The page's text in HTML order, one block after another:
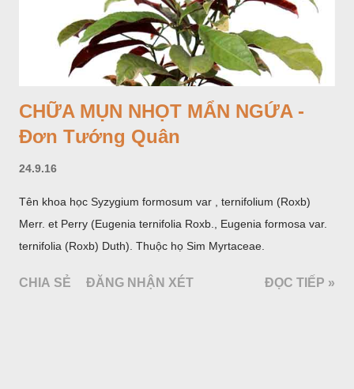
CHỮA MỤN NHỌT MẨN NGỨA -
Đơn Tướng Quân
24.9.16
Tên khoa học Syzygium formosum var , ternifolium (Roxb)
Merr. et Perry (Eugenia ternifolia Roxb., Eugenia formosa var.
ternifolia (Roxb) Duth). Thuộc họ Sim Myrtaceae.
CHIA SẺ ĐĂNG NHẬN XÉT ĐỌC TIẾP »